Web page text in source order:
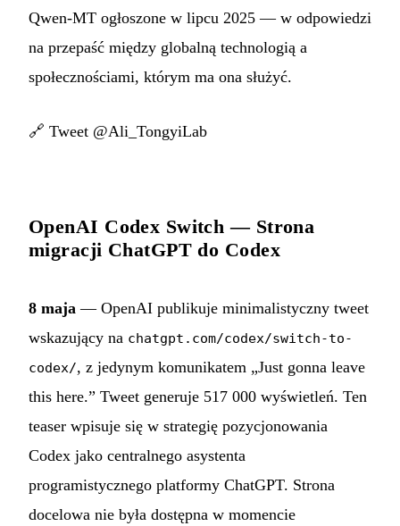
Qwen-MT ogłoszone w lipcu 2025 — w odpowiedzi
na przepaść między globalną technologią a
społecznościami, którym ma ona służyć.
🔗 Tweet @Ali_TongyiLab
OpenAI Codex Switch — Strona
migracji ChatGPT do Codex
8 maja — OpenAI publikuje minimalistyczny tweet
wskazujący na chatgpt.com/codex/switch-to-
codex/, z jedynym komunikatem „Just gonna leave
this here.” Tweet generuje 517 000 wyświetleń. Ten
teaser wpisuje się w strategię pozycjonowania
Codex jako centralnego asystenta
programistycznego platformy ChatGPT. Strona
docelowa nie była dostępna w momencie